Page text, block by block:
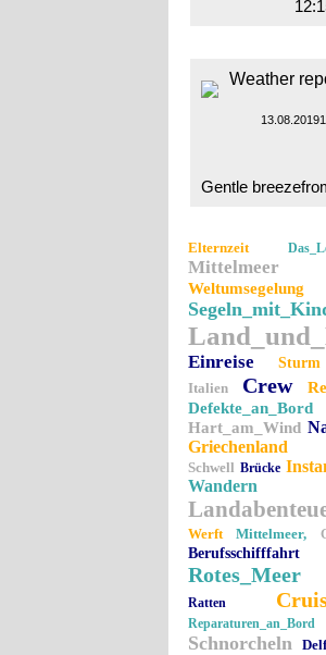
Weather
Gentle
Elternzeit
Mittelmeer
Weltumsegelung
Einreise Sturm
Italien
Crew
Defekte_an_Bord
Hart_am_Wind
Griechenland
Schwell Brücke
Wandern
Werft
Mittelmeer,
Berufsschifffahrt
Rotes_Meer
Ratten
Reparaturen_an_Bord
Schnorcheln